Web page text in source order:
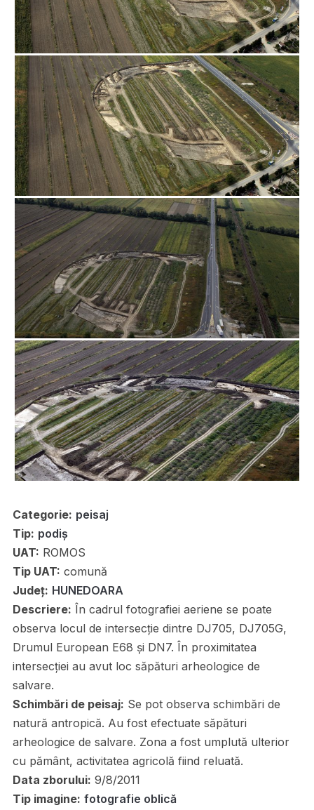
Categorie: peisaj
Tip: podiș
UAT: ROMOS
Tip UAT: comună
Județ: HUNEDOARA
Descriere: În cadrul fotografiei aeriene se poate
observa locul de intersecție dintre DJ705, DJ705G,
Drumul European E68 și DN7. În proximitatea
intersecției au avut loc săpături arheologice de
salvare.
Schimbări de peisaj: Se pot observa schimbări de
natură antropică. Au fost efectuate săpături
arheologice de salvare. Zona a fost umplută ulterior
cu pământ, activitatea agricolă fiind reluată.
Data zborului: 9/8/2011
Tip imagine: fotografie oblică